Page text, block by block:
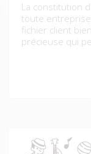
La constitution
toute
fichier client
précieuse qui